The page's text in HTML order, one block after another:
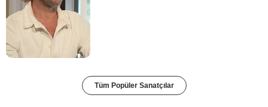
Tüm Popüler Sanatçılar